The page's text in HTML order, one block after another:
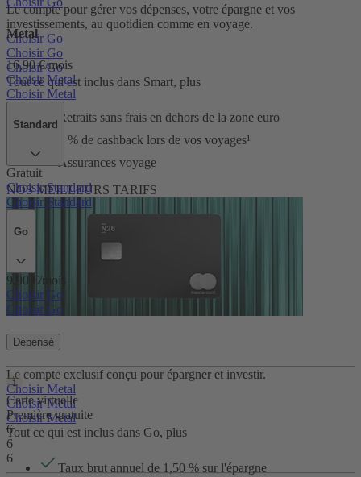
Le compte pour gérer vos dépenses, votre épargne et vos
investissements, au quotidien comme en voyage.
Choisir Go
Choisir Go
Choisir Go
Tout ce qui est inclus dans Smart, plus
Retraits sans frais en dehors de la zone euro
1 % de cashback lors de vos voyages¹
Assurances voyage
NOS MEILLEURS TARIFS
Metal
Le compte exclusif conçu pour épargner et investir.
Choisir Metal
Choisir Metal
Choisir Metal
Tout ce qui est inclus dans Go, plus
Taux brut annuel de 1,50 % sur l'épargne
Metal
16,90 €/mois
Choisir Metal
Choisir Metal
Standard
Gratuit
Choisir Standard
Choisir Standard
Go
9,90 €/mois
Choisir Go
Choisir Go
Dépensé
Carte virtuelle
Première gratuite
6
6
6